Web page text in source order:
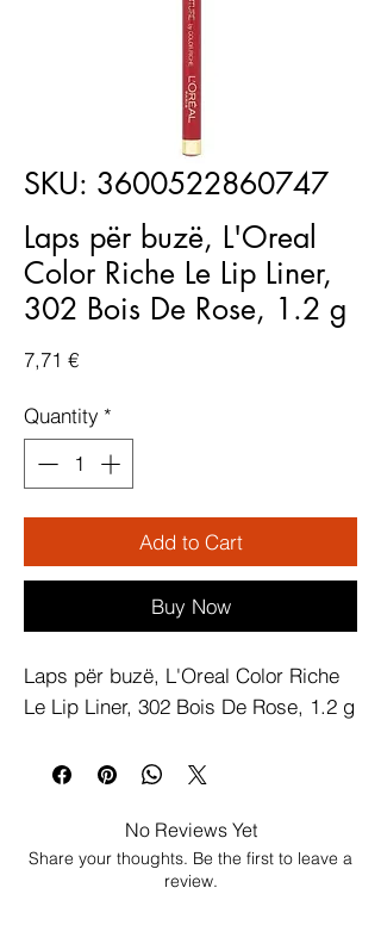
SKU: 3600522860747
Laps për buzë, L'Oreal
Color Riche Le Lip Liner,
302 Bois De Rose, 1.2 g
7,71 €Price
Quantity *
Add to Cart
Buy Now
Laps për buzë, L'Oreal Color Riche
Le Lip Liner, 302 Bois De Rose, 1.2 g
No Reviews Yet
Share your thoughts. Be the first to leave a
review.